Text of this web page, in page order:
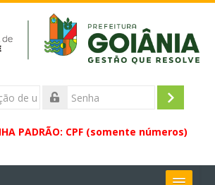
Acessar
PADRÃO: CPF (somente números)